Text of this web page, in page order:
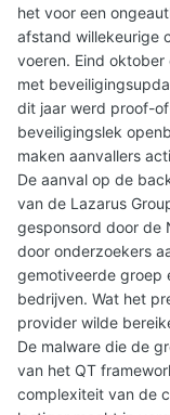
het voor een
afstand willekeurige
voeren. Eind
met
dit jaar werd proof-
beveiligingslek
maken aanvallers
De aanval op de
van de Lazarus
gesponsord door de
door onderzoekers
gemotiveerde groep
bedrijven. Wat het
provider wilde
De malware die de
van het QT
complexiteit van de